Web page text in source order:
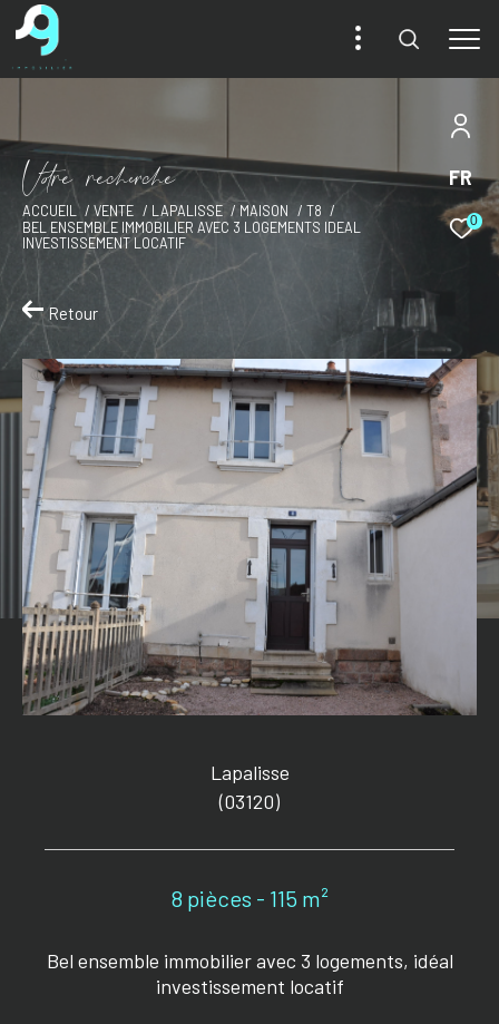
FR
0
Vore recece
ACCUEIL VENTE LAPALISSE MAISON
T8
BEL ENSEMBLE IMMOBILIER AVEC 3 LOGEMENTS IDEAL
INVESTISSEMENT LOCATIF
Retour
Lapalisse
(03120)
8 pièces - 115 m²
Bel ensemble immobilier avec 3 logements, idéal
investissement locatif